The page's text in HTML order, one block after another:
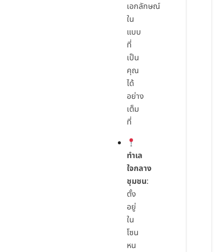
เอกลักษณ์
ใน
แบบ
ที่
เป็น
คุณ
ได้
อย่าง
เต็ม
ที่
ทำเล
ใจกลาง
ชุมชน:
ตั้ง
อยู่
ใน
โซน
หน